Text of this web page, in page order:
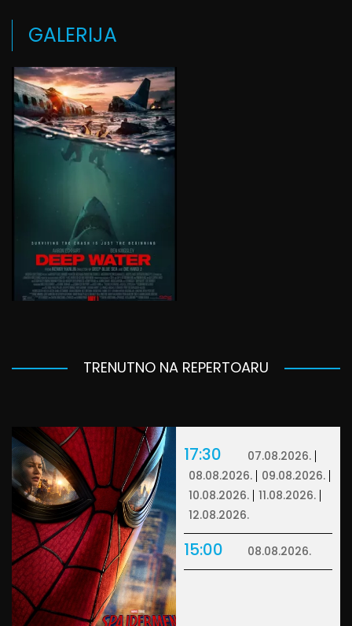
GALERIJA
TRENUTNO NA REPERTOARU
17:30
07.08.2026.
08.08.2026.
09.08.2026.
10.08.2026.
11.08.2026.
12.08.2026.
15:00 08.08.2026.